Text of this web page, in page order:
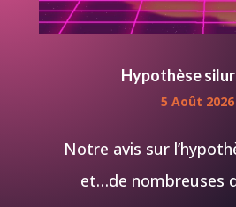
Hypothèse
5 Août 2026
Notre avis sur
et…de nombreuses